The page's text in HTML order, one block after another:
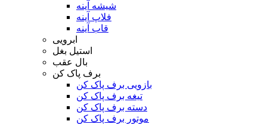
شیشه آینه
فلاپ آینه
قاب آینه
ابرویی
استیل بغل
بال عقب
برف پاک کن
بازویی برف پاک کن
تیغه برف پاک کن
دسته برف پاک کن
موتور برف پاک کن